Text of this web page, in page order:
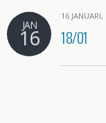
JAN
16
16 JANUARI,
18/01